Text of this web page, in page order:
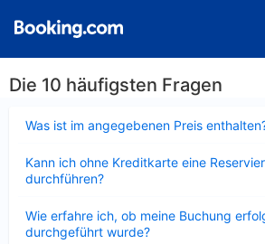
Die 10 häufigsten Fragen
Was ist im angegebenen Preis
Kann ich ohne Kreditkarte eine
durchführen?
Wie erfahre ich, ob meine Buchung
durchgeführt wurde?